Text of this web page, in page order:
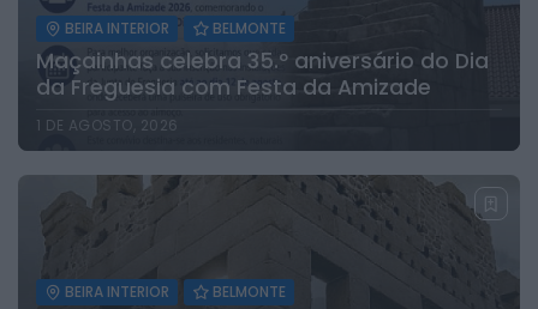
BEIRA INTERIOR BELMONTE
Maçainhas celebra 35.º aniversário do Dia
da Freguesia com Festa da Amizade
1 DE AGOSTO, 2026
BEIRA INTERIOR BELMONTE